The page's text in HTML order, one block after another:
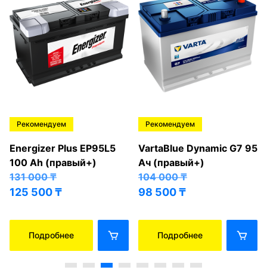
Рекомендуем
Energizer Plus EP95L5
100 Ah (правый+)
131 000₸
125 500₸
Подробнее
Рекомендуем
VartaBlue Dynamic G7 95
Ач (правый+)
104 000₸
98 500₸
Подробнее